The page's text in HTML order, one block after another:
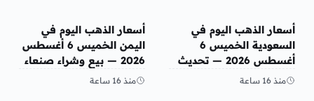
أخبار الإقتصاد
أسعار الذهب اليوم في
السعودية الخميس 6
أغسطس 2026 — تحديث
مباشر
منذ 16 ساعة
أخبار الإقتصاد
أسعار الذهب اليوم في
اليمن الخميس 6 أغسطس
2026 — بيع وشراء صنعاء
وعدن
منذ 16 ساعة